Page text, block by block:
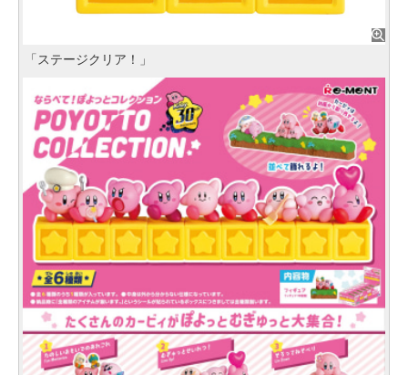
「ステージクリア！」